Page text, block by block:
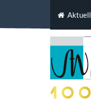
Aktuell